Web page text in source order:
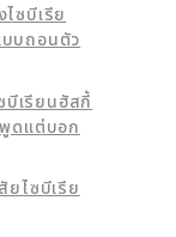
ซบีเรีย
บถอนตัว
บีเรียนฮัสกี้
ดแต่บอก
ยไซบีเรีย